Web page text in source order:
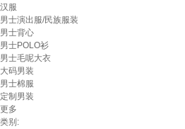
汉服
男士演出服/民族服装
男士背心
男士POLO衫
男士毛呢大衣
大码男装
男士棉服
定制男装
更多
类别: